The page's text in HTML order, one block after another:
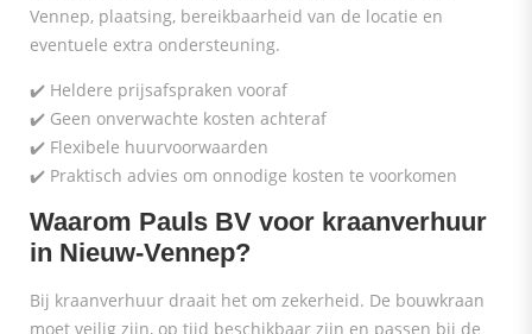
Vennep, plaatsing, bereikbaarheid van de locatie en
eventuele extra ondersteuning.
✔️ Heldere prijsafspraken vooraf
✔️ Geen onverwachte kosten achteraf
✔️ Flexibele huurvoorwaarden
✔️ Praktisch advies om onnodige kosten te voorkomen
Waarom Pauls BV voor kraanverhuur
in Nieuw-Vennep?
Bij kraanverhuur draait het om zekerheid. De bouwkraan
moet veilig zijn, op tijd beschikbaar zijn en passen bij de